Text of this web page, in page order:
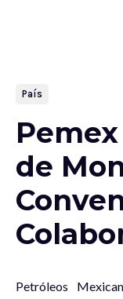
País
de
Petróleos